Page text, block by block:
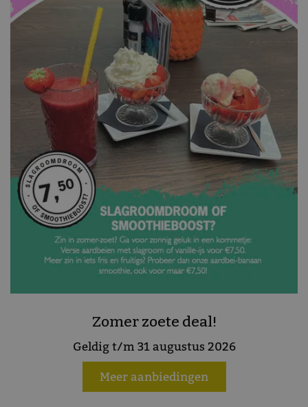
Zomer zoete deal!
Geldig t/m 31 augustus 2026
Meer aanbiedingen